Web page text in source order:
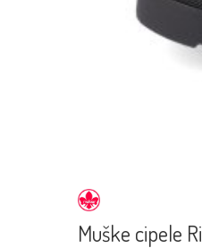
Muške cipele